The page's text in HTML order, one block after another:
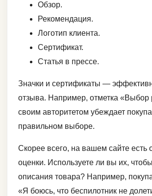
Обзор.
Рекомендация.
Логотип клиента.
Сертификат.
Статья в прессе.
Значки и сертификаты —
отзыва. Например, отметка «Выбор
своим авторитетом убеждает
правильном выборе.
Скорее всего, на вашем сайте есть
оценки. Используете ли вы их,
описания товара? Например,
«Я боюсь, что беспилотник не